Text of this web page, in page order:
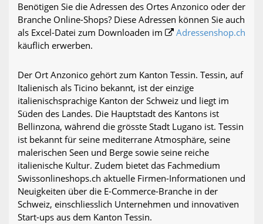
Benötigen Sie die Adressen des Ortes Anzonico oder der
Branche Online-Shops? Diese Adressen können Sie auch
als Excel-Datei zum Downloaden im
Adressenshop.ch
käuflich erwerben.
Der Ort Anzonico gehört zum Kanton Tessin. Tessin, auf
Italienisch als Ticino bekannt, ist der einzige
italienischsprachige Kanton der Schweiz und liegt im
Süden des Landes. Die Hauptstadt des Kantons ist
Bellinzona, während die grösste Stadt Lugano ist. Tessin
ist bekannt für seine mediterrane Atmosphäre, seine
malerischen Seen und Berge sowie seine reiche
italienische Kultur. Zudem bietet das Fachmedium
Swissonlineshops.ch aktuelle Firmen-Informationen und
Neuigkeiten über die E-Commerce-Branche in der
Schweiz, einschliesslich Unternehmen und innovativen
Start-ups aus dem Kanton Tessin.